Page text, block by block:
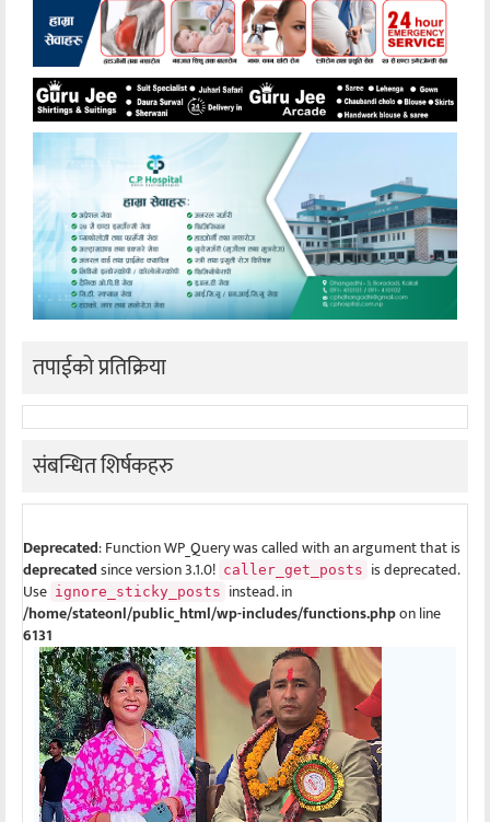
तपाईको प्रतिक्रिया
संबन्धित शिर्षकहरु
Deprecated: Function WP_Query was called with an argument that is
deprecatedsince version 3.1.0! caller_get_posts is deprecated.
Use ignore_sticky_posts instead. in
/home/stateonl/public_html/wp-includes/functions.phpon line
6131